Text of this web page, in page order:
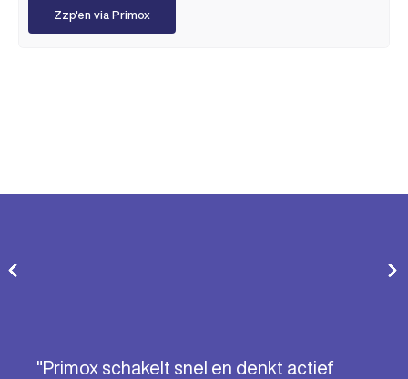
Zzp'en via Primox
"Primox schakelt snel en denkt actief